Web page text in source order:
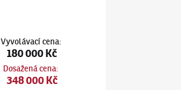
Vyvolávací cena:
180 000 Kč
Dosažená cena:
348 000 Kč